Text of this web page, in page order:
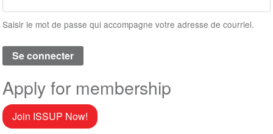
Saisir le mot de passe qui accompagne votre adresse de courriel.
Apply for membership
Join ISSUP Now!